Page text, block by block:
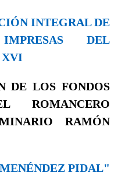
INTEGRAL DE
DEL
XVI
DE LOS FONDOS
ROMANCERO
RAMÓN
PIDAL"